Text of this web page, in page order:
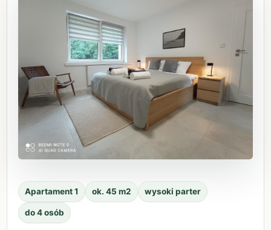
Apartament 1 ok. 45 m2 wysoki parter
do 4 osób